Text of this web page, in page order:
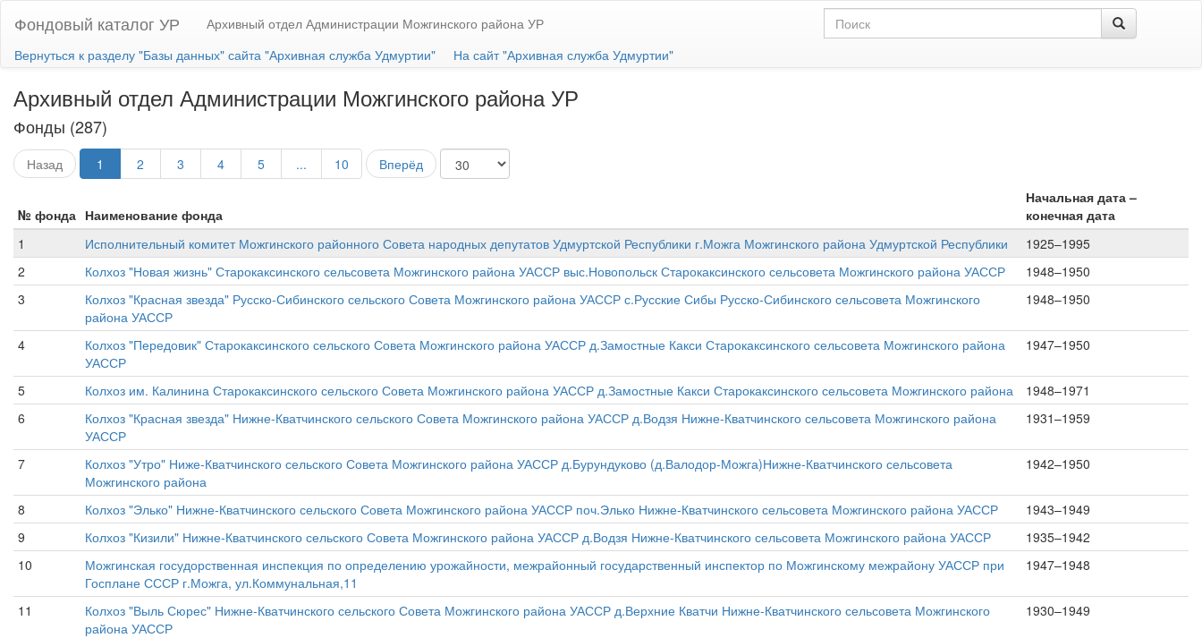
Фондовый каталог УР
Архивный отдел Администрации Можгинского района УР
Вернуться к разделу "Базы данных" сайта "Архивная служба Удмуртии"
На сайт "Архивная служба Удмуртии"
Архивный отдел Администрации Можгинского района УР
Фонды (287)
Назад 1 2 3 4 5 ... 10 Вперёд
№ фонда Наименование фонда
Начальная дата –
конечная дата
1
Исполнительный комитет Можгинского районного Совета народных депутатов Удмуртской Республики г.Можга Можгинского района Удмуртской Республики
1925–1995
2
Колхоз "Новая жизнь" Старокаксинского сельсовета Можгинского района УАССР выс.Новопольск Старокаксинского сельсовета Можгинского района УАССР
1948–1950
3
Колхоз "Красная звезда" Русско-Сибинского сельского Совета Можгинского района УАССР с.Русские Сибы Русско-Сибинского сельсовета Можгинского
района УАССР
1948–1950
4
Колхоз "Передовик" Старокаксинского сельского Совета Можгинского района УАССР д.Замостные Какси Старокаксинского сельсовета Можгинского района
УАССР
1947–1950
5 Колхоз им. Калинина Старокаксинского сельского Совета Можгинского района УАССР д.Замостные Какси Старокаксинского сельсовета Можгинского района
1948–1971
6
Колхоз "Красная звезда" Нижне-Кватчинского сельского Совета Можгинского района УАССР д.Водзя Нижне-Кватчинского сельсовета Можгинского района
УАССР
1931–1959
7
Колхоз "Утро" Ниже-Кватчинского сельского Совета Можгинского района УАССР д.Бурундуково (д.Валодор-Можга)Нижне-Кватчинского сельсовета
Можгинского района
1942–1950
8 Колхоз "Элько" Нижне-Кватчинского сельского Совета Можгинского района УАССР поч.Элько Нижне-Кватчинского сельсовета Можгинского района УАССР
1943–1949
9
Колхоз "Кизили" Нижне-Кватчинского сельского Совета Можгинского района УАССР д.Водзя Нижне-Кватчинского сельсовета Можгинского района УАССР
1935–1942
10
Можгинская госудорственная инспекция по определению урожайности, межрайонный государственный инспектор по Можгинскому межрайону УАССР при
Госплане СССР г.Можга, ул.Коммунальная,11
1947–1948
11
Колхоз "Выль Сюрес" Нижне-Кватчинского сельского Совета Можгинского района УАССР д.Верхние Кватчи Нижне-Кватчинского сельсовета Можгинского
района УАССР
1930–1949